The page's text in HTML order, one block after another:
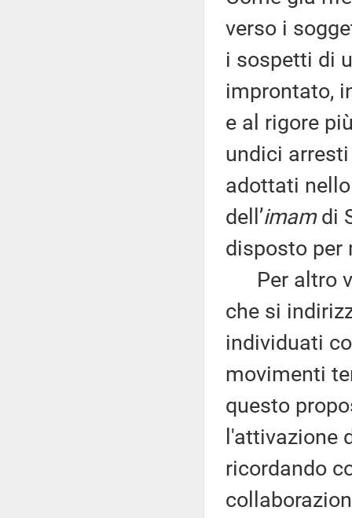
verso i
i sospetti di
improntato,
e al rigore
undici
adottati
dell’imamdi
disposto per
Per altro
che si
individuati
movimenti
questo
l'attivazione
ricordando